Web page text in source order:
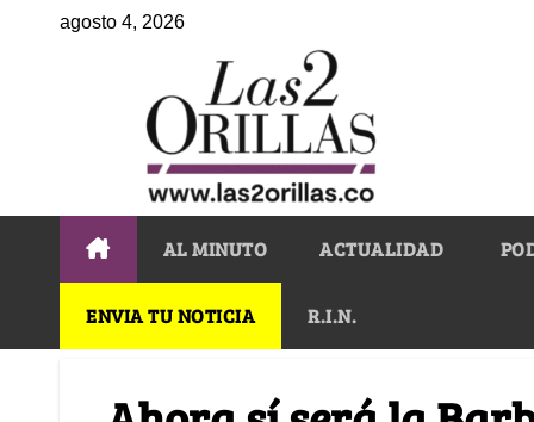
agosto 4, 2026
AL MINUTO ACTUALIDAD
ENVIA TU NOTICIA R.I.N.